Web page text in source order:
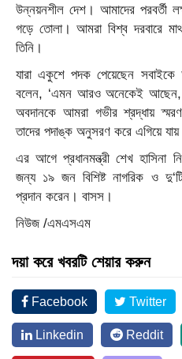
উন্নয়নশীল দেশ। আমাদের পরবর্তী
গড়ে তোলা। আমরা বিশ্ব দরবারে
তিনি।
যারা একুশে পদক পেয়েছেন সবাইকে
বলেন, ‘এমন আরও অনেকেই আছেন,
অবদানকে আমরা গভীর শ্রদ্ধায়
তাদের পদাঙ্ক অনুসরণ করে এগিয়ে
এর আগে প্রধানমন্ত্রী শেখ হাসিনা
জন্য ১৯ জন বিশিষ্ট নাগরিক ও
প্রদান করেন। বাসস।
নিউজ /এমএসএম
দয়া করে খবরটি শেয়ার করুন
Facebook Twitter
Linkedin Reddit